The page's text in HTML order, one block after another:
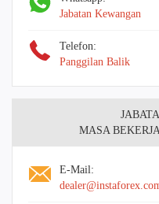
Jabatan Kewangan
Telefon:
Panggilan Balik
MASA
E-Mail: